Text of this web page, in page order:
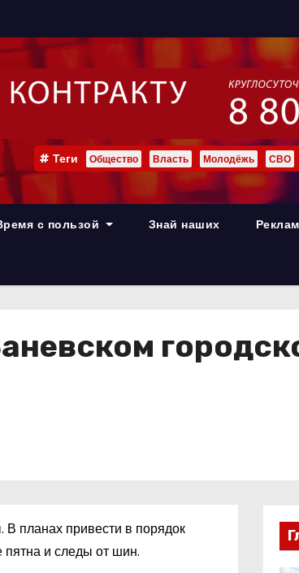
Теги Общество Власть Молодёжь СВО
с пользой Знай наших
В планах привести в порядок
пятна и следы от шин.